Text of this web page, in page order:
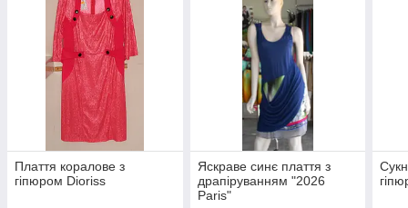
Плаття коралове з
гіпюром Dioriss
Яскраве синє плаття з
драпіруванням "2026
Paris"